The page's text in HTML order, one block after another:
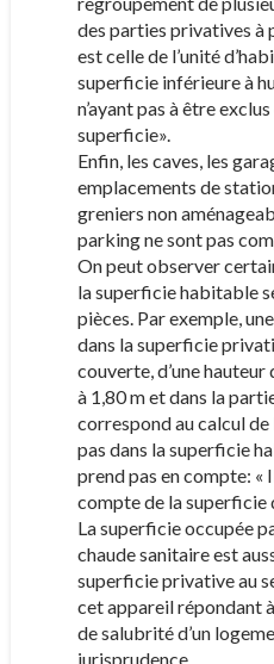
des parties privatives à
est celle de l’unité
superficie inférieure à
n’ayant pas à être
superficie».
Enfin, les caves, les
emplacements de
greniers non
parking ne sont pas
On peut observer
la superficie habitable
pièces. Par exemple,
dans la superficie
couverte, d’une
à 1,80 m et dans la
correspond au calcul de
pas dans la superficie
prend pas en compte: «
compte de la superficie
La superficie occupée
chaude sanitaire est
superficie privative au
cet appareil répondant
de salubrité d’un
jurisprudence.